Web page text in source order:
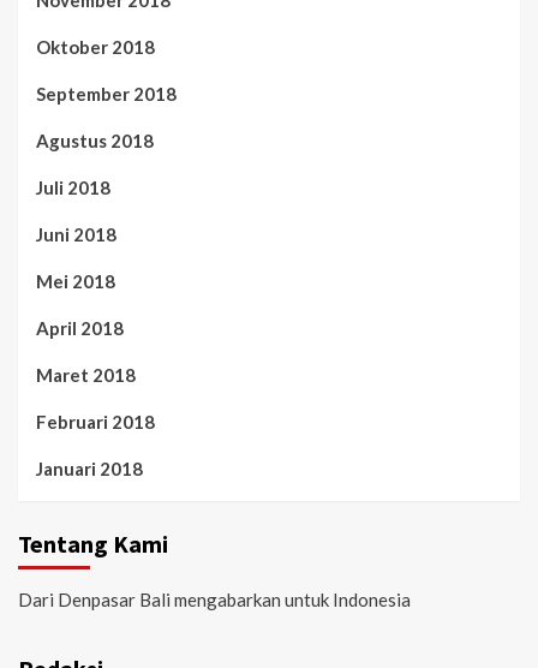
Oktober 2018
September 2018
Agustus 2018
Juli 2018
Juni 2018
Mei 2018
April 2018
Maret 2018
Februari 2018
Januari 2018
Tentang Kami
Dari Denpasar Bali mengabarkan untuk Indonesia